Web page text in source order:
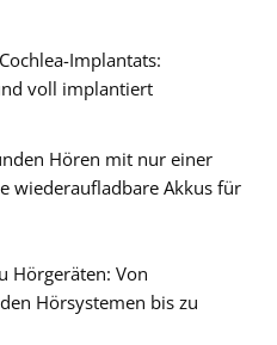
Implantats:
voll implantiert
Hören mit nur einer
wiederaufladbare Akkus für
Hörgeräten: Von
Hörsystemen bis zu